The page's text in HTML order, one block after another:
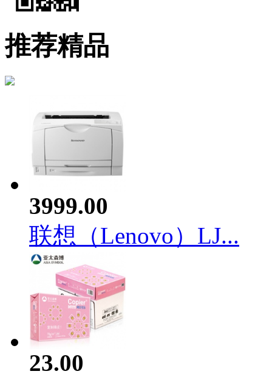
推荐精品
3999.00
联想（Lenovo）LJ...
23.00